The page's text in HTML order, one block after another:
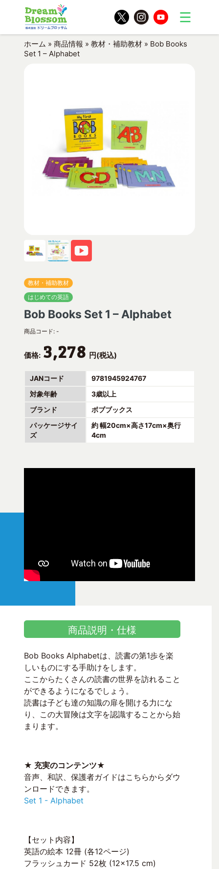
ホーム » 商品情報 » 教材・補助教材 » Bob Books
Set 1 – Alphabet
教材・補助教材
はじめての英語
Bob Books Set 1 – Alphabet
商品コード: -
価格: 3,278 円(税込)
JANコード
9781945924767
対象年齢
3歳以上
ブランド
ボブブックス
パッケージサイ
ズ
約 幅20cm×高さ17cm×奥行
4cm
商品説明・仕様
Bob Books Alphabetは、読書の第1歩を楽
しいものにする手助けをします。
ここからたくさんの読書の世界を訪れること
ができるようになるでしょう。
読書は子ども達の知識の扉を開ける力にな
り、この大冒険は文字を認識することから始
まります。
★ 充実のコンテンツ★
音声、和訳、保護者ガイドはこちらからダウ
ンロードできます。
Set 1 - Alphabet
【セット内容】
英語の絵本 12冊 (各12ページ)
フラッシュカード 52枚 (12×17.5 cm)